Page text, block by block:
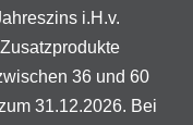
i.H.v.
36 und 60
31.12.2026. Bei